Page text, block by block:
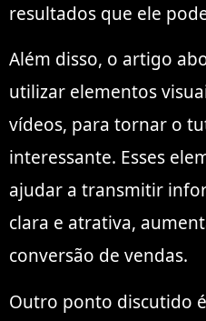
resultados que ele
Além disso, o artigo
utilizar elementos
vídeos, para tornar o
interessante. Esses
ajudar a transmitir
clara e atrativa,
conversão de vendas.
Outro ponto discutido